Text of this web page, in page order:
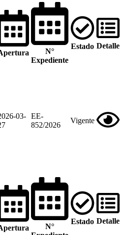
N°
Expediente
Estado Detalle
03- EE-
852/2026
Vigente
N°
Estado Detalle